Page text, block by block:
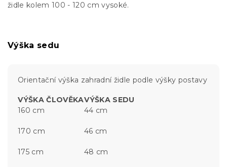
židle kolem 100 - 120 cm vysoké.
Výška sedu
Orientační výška zahradní židle podle výšky postavy
VÝŠKA ČLOVĚKAVÝŠKA SEDU
160 cm
44 cm
170 cm 46 cm
175 cm 48 cm